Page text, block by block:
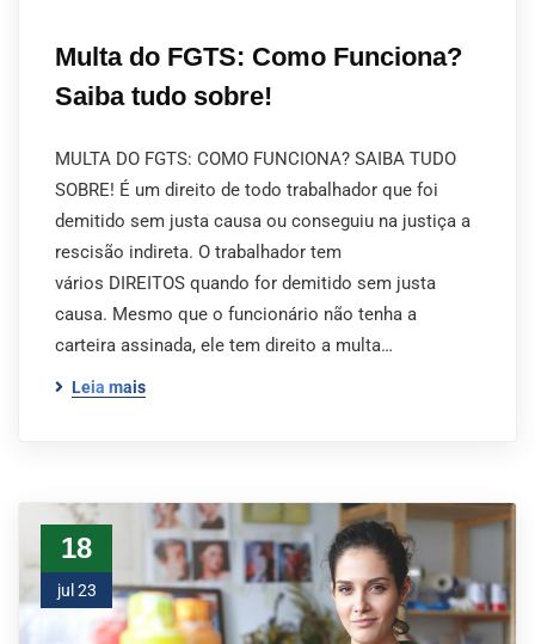
Multa do FGTS: Como Funciona?
Saiba tudo sobre!
MULTA DO FGTS: COMO FUNCIONA? SAIBA TUDO
SOBRE! É um direito de todo trabalhador que foi
demitido sem justa causa ou conseguiu na justiça a
rescisão indireta. O trabalhador tem
vários DIREITOS quando for demitido sem justa
causa. Mesmo que o funcionário não tenha a
carteira assinada, ele tem direito a multa…
Leia mais
18
jul 23